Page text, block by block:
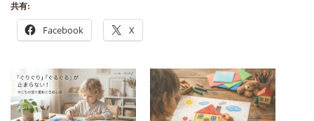
共有:
Facebook X